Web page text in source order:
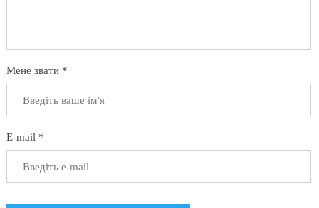
Мене звати *
E-mail *